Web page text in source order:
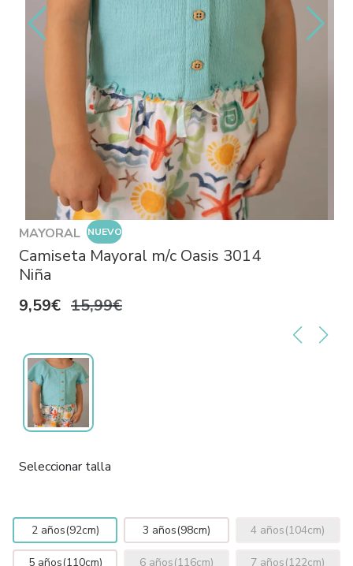
MAYORAL NUEVO
Camiseta Mayoral m/c Oasis 3014
Niña
9,59€ 15,99€
Seleccionar talla
2 años(92cm) 3 años(98cm) 4 años(104cm)
5 años(110cm) 6 años(116cm) 7 años(122cm)